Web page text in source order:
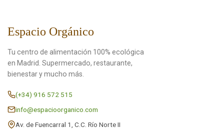
Espacio Orgánico
Tu centro de alimentación 100% ecológica
en Madrid. Supermercado, restaurante,
bienestar y mucho más.
(+34) 916 572 515
info@espacioorganico.com
Av. de Fuencarral 1, C.C. Río Norte II